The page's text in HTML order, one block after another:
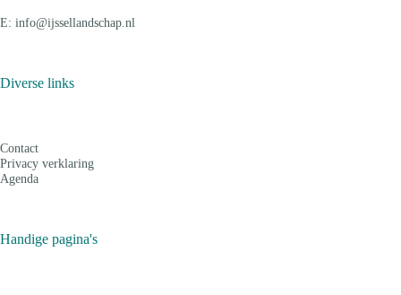
E: info@ijssellandschap.nl
Diverse links
Contact
Privacy verklaring
Agenda
Handige pagina's